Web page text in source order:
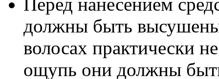
должны быть
волосах практически
ощупь они должны